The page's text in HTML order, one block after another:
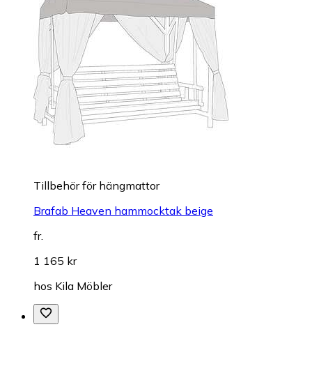
Tillbehör för hängmattor
Brafab Heaven hammocktak beige
fr.
1 165 kr
hos Kila Möbler